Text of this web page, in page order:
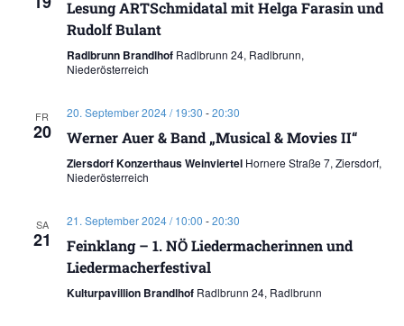
Lesung ARTSchmidatal mit Helga Farasin und
Rudolf Bulant
Radlbrunn Brandlhof Radlbrunn 24, Radlbrunn,
Niederösterreich
FR
20
20. September 2024 / 19:30 -20:30
Werner Auer & Band „Musical & Movies II“
Ziersdorf Konzerthaus Weinviertel Hornere Straße 7, Ziersdorf,
Niederösterreich
SA
21
21. September 2024 / 10:00 -20:30
Feinklang – 1. NÖ Liedermacherinnen und
Liedermacherfestival
Kulturpavillion Brandlhof Radlbrunn 24, Radlbrunn